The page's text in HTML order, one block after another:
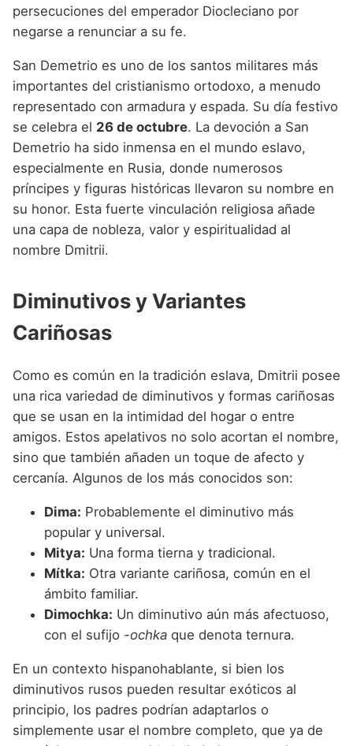
persecuciones del emperador Diocleciano por
negarse a renunciar a su fe.
San Demetrio es uno de los santos militares más
importantes del cristianismo ortodoxo, a menudo
representado con armadura y espada. Su día festivo
se celebra el 26 de octubre. La devoción a San
Demetrio ha sido inmensa en el mundo eslavo,
especialmente en Rusia, donde numerosos
príncipes y figuras históricas llevaron su nombre en
su honor. Esta fuerte vinculación religiosa añade
una capa de nobleza, valor y espiritualidad al
nombre Dmitrii.
Diminutivos y Variantes
Cariñosas
Como es común en la tradición eslava, Dmitrii posee
una rica variedad de diminutivos y formas cariñosas
que se usan en la intimidad del hogar o entre
amigos. Estos apelativos no solo acortan el nombre,
sino que también añaden un toque de afecto y
cercanía. Algunos de los más conocidos son:
Dima: Probablemente el diminutivo más
popular y universal.
Mitya: Una forma tierna y tradicional.
Mítka: Otra variante cariñosa, común en el
ámbito familiar.
Dimochka: Un diminutivo aún más afectuoso,
con el sufijo -ochka que denota ternura.
En un contexto hispanohablante, si bien los
diminutivos rusos pueden resultar exóticos al
principio, los padres podrían adaptarlos o
simplemente usar el nombre completo, que ya de